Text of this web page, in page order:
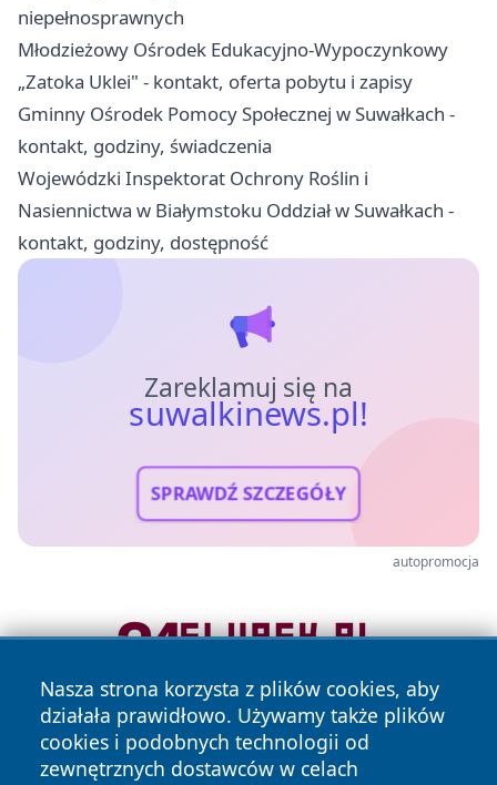
niepełnosprawnych
Młodzieżowy Ośrodek Edukacyjno-Wypoczynkowy
„Zatoka Uklei" - kontakt, oferta pobytu i zapisy
Gminny Ośrodek Pomocy Społecznej w Suwałkach -
kontakt, godziny, świadczenia
Wojewódzki Inspektorat Ochrony Roślin i
Nasiennictwa w Białymstoku Oddział w Suwałkach -
kontakt, godziny, dostępność
Zareklamuj się na
suwalkinews.pl!
SPRAWDŹ SZCZEGÓŁY
autopromocja
Nasza strona korzysta z plików cookies, aby
działała prawidłowo. Używamy także plików
cookies i podobnych technologii od
zewnętrznych dostawców w celach